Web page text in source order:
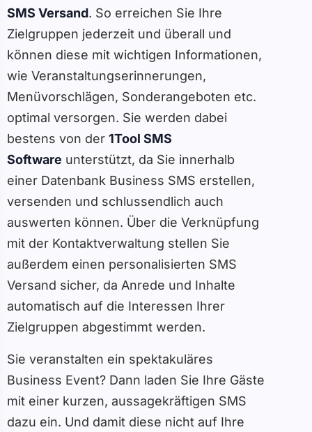
SMS Versand. So erreichen Sie Ihre
Zielgruppen jederzeit und überall und
können diese mit wichtigen Informationen,
wie Veranstaltungserinnerungen,
Menüvorschlägen, Sonderangeboten etc.
optimal versorgen. Sie werden dabei
bestens von der 1Tool SMS
Software unterstützt, da Sie innerhalb
einer Datenbank Business SMS erstellen,
versenden und schlussendlich auch
auswerten können. Über die Verknüpfung
mit der Kontaktverwaltung stellen Sie
außerdem einen personalisierten SMS
Versand sicher, da Anrede und Inhalte
automatisch auf die Interessen Ihrer
Zielgruppen abgestimmt werden.
Sie veranstalten ein spektakuläres
Business Event? Dann laden Sie Ihre Gäste
mit einer kurzen, aussagekräftigen SMS
dazu ein. Und damit diese nicht auf Ihre